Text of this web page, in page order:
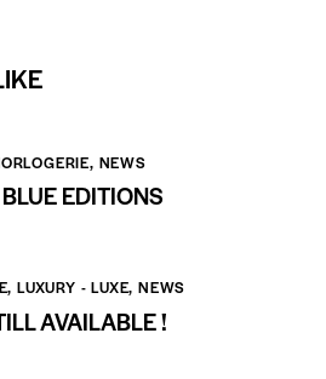
, NEWS
EDITIONS
,LUXURY - LUXE,NEWS
AVAILABLE !